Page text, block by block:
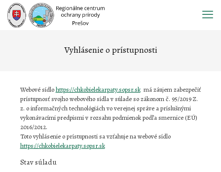
Prejsť
obsah
Vyhlásenie o prístupnosti
Webové sídlohttps://chkobielekarpaty.sopsr.skmá záujem zabezpečiť
prístupnosť svojho webového sídla v súlade so zákonom č. 95/2019 Z.
z. o informačných technológiách vo verejnej správe a príslušnými
vykonávacími predpismi v rozsahu podmienok podľa smernice (EÚ)
2016/2012.
Toto vyhlásenie o prístupnosti sa vzťahuje na webové sídlo
https://chkobielekarpaty.sopsr.sk
Stav súladu